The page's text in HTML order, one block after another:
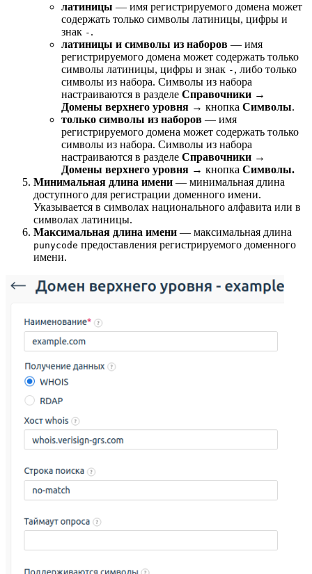
латиницы — имя регистрируемого домена может
содержать только символы латиницы, цифры и
знак - .
латиницы и символы из наборов — имя
регистрируемого домена может содержать только
символы латиницы, цифры и знак - , либо только
символы из набора. Символы из набора
настраиваются в разделе Справочники →
Домены верхнего уровня → кнопка Символы.
только символы из наборов — имя
регистрируемого домена может содержать только
символы из набора. Символы из набора
настраиваются в разделе Справочники →
Домены верхнего уровня → кнопка Символы.
Минимальная длина имени — минимальная длина
доступного для регистрации доменного имени.
Указывается в символах национального алфавита или в
символах латиницы.
Максимальная длина имени — максимальная длина
punycode предоставления регистрируемого доменного
имени.